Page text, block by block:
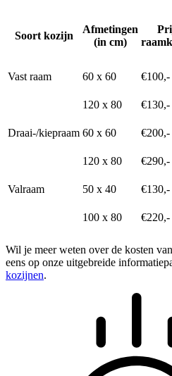
Soort kozijn
Afmetingen
(in cm)
Vast raam 60 x 60 €100,-
120 x 80 €130,-
Draai-/kiepraam 60 x 60 €200,-
120 x 80 €290,-
Valraam 50 x 40 €130,-
100 x 80 €220,-
Wil je meer weten over de kosten
eens op onze uitgebreide
kozijnen.